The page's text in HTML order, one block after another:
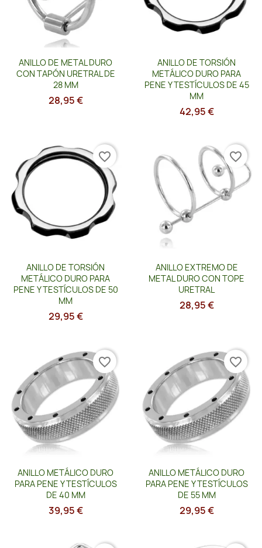
Vista rápida
ANILLO DE METAL DURO
CON TAPÓN URETRAL DE
28 MM
28,95 €
Vista rápida
ANILLO DE TORSIÓN
METÁLICO DURO PARA
PENE Y TESTÍCULOS DE 45
MM
42,95 €
Vista rápida
ANILLO DE TORSIÓN
METÁLICO DURO PARA
PENE Y TESTÍCULOS DE 50
MM
29,95 €
favorite_border
Vista rápida
ANILLO EXTREMO DE
METAL DURO CON TOPE
URETRAL
28,95 €
favorite_border
Vista rápida
ANILLO METÁLICO DURO
PARA PENE Y TESTÍCULOS
DE 40 MM
39,95 €
favorite_border
Vista rápida
ANILLO METÁLICO DURO
PARA PENE Y TESTÍCULOS
DE 55 MM
29,95 €
favorite_border